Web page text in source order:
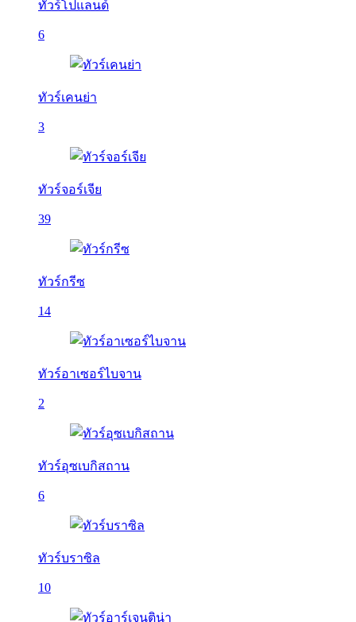
ทัวร์โปแลนด์
6
ทัวร์เคนย่า
3
ทัวร์จอร์เจีย
39
ทัวร์กรีซ
14
ทัวร์อาเซอร์ไบจาน
2
ทัวร์อุซเบกิสถาน
6
ทัวร์บราซิล
10